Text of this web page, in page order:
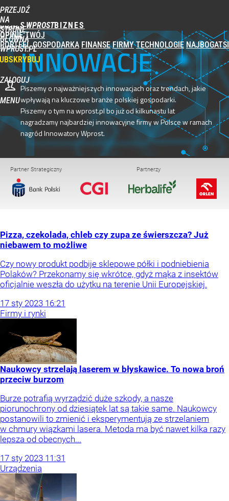
PRZEJDŹ
NA
STRONĘ
GŁÓWNĄ
WPROST.PL
BIZNES WPROST
OPINIE TWÓJ
PORTFEL GOSPODARKA FINANSE FIRMY TECHNOLOGIE NAJBOGATSI
ZALOGUJ
MENU
INNOWACJE
Piszemy o najważniejszych innowacjach oraz trendach, jakie
wpływają na kluczowe branże polskiej gospodarki.
Piszemy o tym na wprost.pl bo już od kilkunastu lat
nagradzamy najbardziej innowacyjne firmy w Polsce w ramach
nagród Innowatory Wprost.
Partner Strategiczny Partnerzy
Pizza, czekolada, chleb czy zupa ze świerszcza? Już
niebawem to możliwe
Czy nowy produkt podbije sklepowe półki i podniebienia
Polaków? Przekonamy się wkrótce, gdyż mąka z insektów
oficjalnie weszła do użytku na terenie Unii Europejskiej.
17 sty 2023 16:21
Firmy i rynki
Naukowcy strzelają laserem w błyskawice. To nowa broń
przeciw burzom
Burze potrafią wyrządzić duże szkody, a nasze
piorunochrony od dziesiątek lat są takie same. Naukowcy
postanowili to zmienić i eksperymentują ze strzelaniem
w chmury wiązkami lasera. Metoda ma być nawet kilka razy
lepsza od obecnych...
17 sty 2023 11:31
Urządzenia